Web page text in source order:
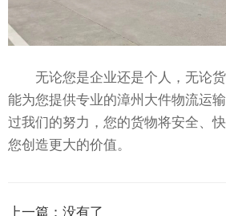
无论您是企业还是个人，无论货
能为您提供专业的漳州大件物流运
过我们的努力，您的货物将安全、
您创造更大的价值。
上一篇： 没有了